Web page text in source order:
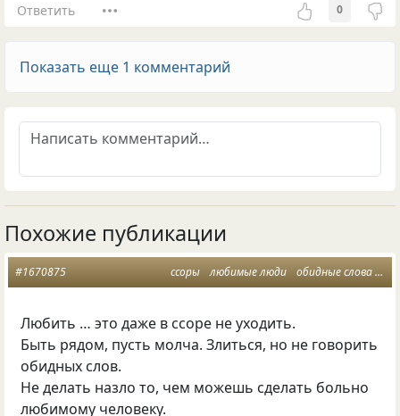
Ответить 0
Показать еще 1 комментарий
Похожие публикации
ссоры любимые люди обидные слова
#1670875
Любить … это даже в ссоре не уходить.
Быть рядом, пусть молча. Злиться, но не говорить
обидных слов.
Не делать назло то, чем можешь сделать больно
любимому человеку.